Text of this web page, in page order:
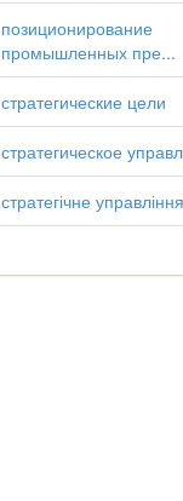
позиционирование
промышленных пре...
стратегические цели
стратегическое
стратегічне управління